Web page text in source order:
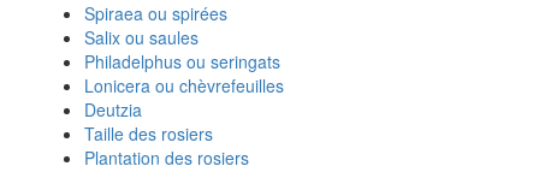
Spiraea ou spirées
Salix ou saules
Philadelphus ou seringats
Lonicera ou chèvrefeuilles
Deutzia
Taille des rosiers
Plantation des rosiers